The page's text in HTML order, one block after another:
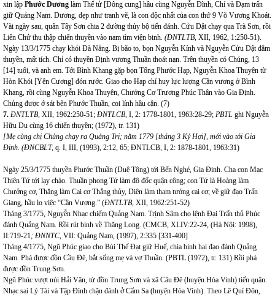
xin lập Phước Dương làm Thế tử [Đông cung] hầu cùng Nguyễn Đĩnh, Chí và Đạm trấn
giữ Quảng Nam. Dương, đẹp như tranh vẽ, là con độc nhất của con thứ 9 Võ Vương Khoát.
Vài ngày sau, quân Tây Sơn chia 2 đường thủy bộ tiến đánh. Cửu Dật chạy qua Trà Sơn, rồi
Liên Chử thu thập chiến thuyền vào nam tìm viện binh. (ĐNTLTB, XII, 1962, 1:250-51).
Ngày 13/3/1775 chạy khỏi Đà Nẵng. Bị bão to, bọn Nguyễn Kính và Nguyễn Cửu Dật đắm
thuyền, mất tích. Chỉ có thuyền Định vương Thuần thoát nạn. Trên thuyền có Chủng, 13
[14] tuổi, và anh em. Tới Bình Khang gặp bọn Tống Phước Hạp, Nguyễn Khoa Thuyên từ
Hòn Khói [Yên Cương] đón rước. Giao cho Hạp chỉ huy lực lượng Cần vương ở Bình
Khang, rồi cùng Nguyễn Khoa Thuyên, Chưởng Cơ Trương Phúc Thân vào Gia Định.
Chủng được ở sát bên Phước Thuần, coi lính hầu cận. (7)
7. ĐNTLTB, XII, 1962:250-51; ĐNTLCB, I, 2: 1778-1801, 1963:28-29; PBTL ghi Nguyễn
Hữu Du cùng 16 chiến thuyền; (1972), tr. 131)
[Mẹ cùng chị Chủng chạy ra Quảng Trị; năm 1779 [tháng 3 Kỷ Hợi], mới vào tới Gia
Định. (ĐNCBLT, q. I, III, (1993), 2:12, 65; ĐNTLCB, I, 2: 1878-1801, 1963:31)
Ngày 25/3/1775 thuyền Phước Thuần (Duệ Tông) tới Bến Nghé, Gia Định. Cha con Mạc
Thiên Tứ tới lạy chào. Thuần phong Tứ làm đô đốc quận công; con Tứ là Hoàng làm
Chưởng cơ, Thăng làm Cai cơ Thắng thủy, Diên làm tham tướng cai cơ; về giữ đạo Trấn
Giang, hầu lo việc “Cần Vương.” (ĐNTLTB, XII, 1962:251-52)
Tháng 3/1775, Nguyễn Nhạc chiếm Quảng Nam. Trịnh Sâm cho lệnh Đại Trấn thủ Phúc
đánh Quảng Nam. Rồi rút binh về Thăng Long. (CMCB, XLIV:22-24, (Hà Nội: 1998),
II:719-21; ĐNNTC, VII: Quảng Nam, (1997), 2:335 [331-400]
Tháng 4/1775, Ngũ Phúc giao cho Bùi Thế Đạt giữ Huế, chia binh hai đạo đánh Quảng
Nam. Phá được đồn Cầu Đê, bắt sống mẹ và vợ Thuần. (PBTL (1972), tr. 131) Rồi phá
được đồn Trung Sơn.
Ngũ Phúc vượt núi Hải Vân, từ đồn Trung Sơn và xã Câu Đê (huyện Hòa Vinh) tiến quân.
Nhạc sai Lý Tài và Tập Đình chặn đánh ở Cẩm Sa (huyện Hòa Vinh). Theo Lê Quí Đôn,